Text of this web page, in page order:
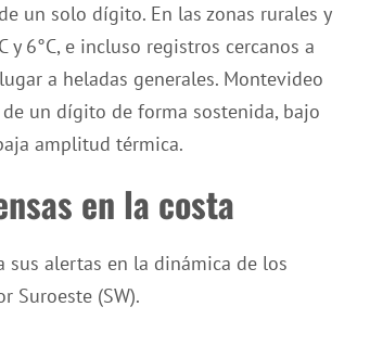
un solo dígito. En las zonas rurales y
6°C, e incluso registros cercanos a
a heladas generales. Montevideo
un dígito de forma sostenida, bajo
amplitud térmica.
en la costa
sus alertas en la dinámica de los
Suroeste (SW).